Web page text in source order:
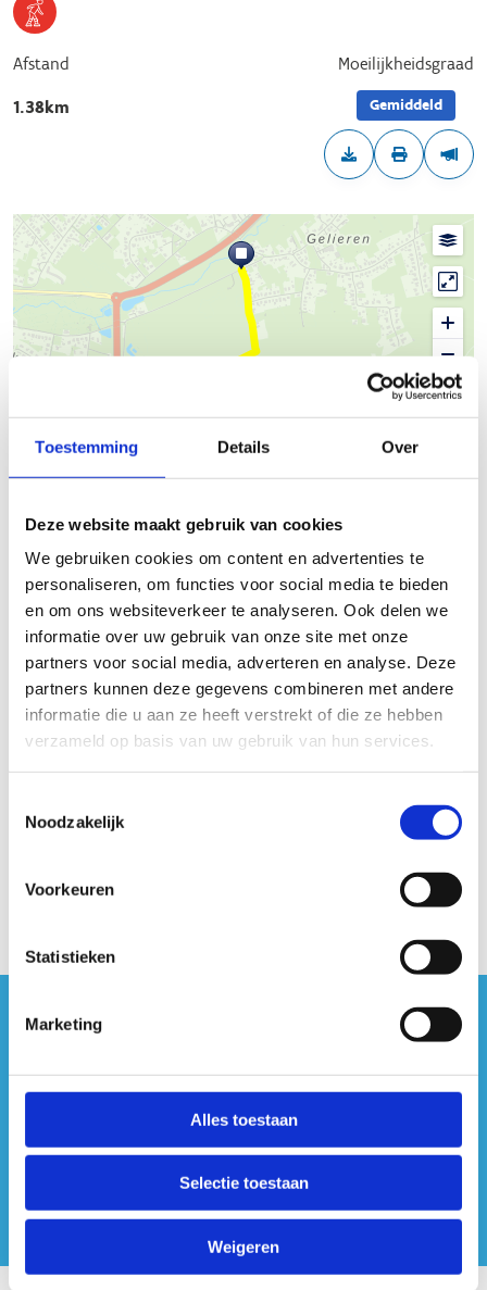
Toestemming Details Over
Deze website maakt gebruik van cookies
We gebruiken cookies om content en advertenties te
personaliseren, om functies voor social media te bieden
en om ons websiteverkeer te analyseren. Ook delen we
informatie over uw gebruik van onze site met onze
partners voor social media, adverteren en analyse. Deze
partners kunnen deze gegevens combineren met andere
informatie die u aan ze heeft verstrekt of die ze hebben
verzameld op basis van uw gebruik van hun services.
Noodzakelijk
Voorkeuren
Statistieken
Marketing
Alles toestaan
Selectie toestaan
Weigeren
Afstand
1.38km
Moeilijkheidsgraad
Gemiddeld
Kaartgegevens© Thunderforest© OpenStreetMap contributors
500 m
Beschrijving van de route
Inrijtraject vanuit Sport Vlaanderen Genk naar skeelerroute
Genk.
Startplaatsen
#sportersbelevenmeer
ook op sociale media